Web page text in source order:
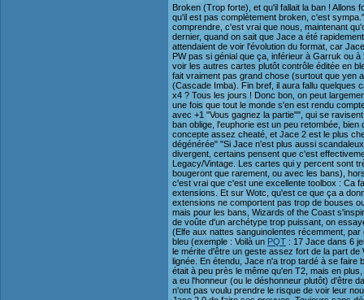
Broken (Trop forte), et qu'il fallait la ban !
qu'il est pas complètement broken, c'est
comprendre, c'est vrai que nous, maintenant
dernier, quand on sait que Jace a été
attendaient de voir l'évolution du format, car
PW pas si génial que ça, inférieur à Garruk ou
voir les autres cartes plutôt contrôle éditée en
fait vraiment pas grand chose (surtout que yen
(Cascade Imba). Fin bref, il aura fallu quelques
x4 ? Tous les jours ! Donc bon, on peut
une fois que tout le monde s'en est rendu
avec +1 "Vous gagnez la partie"", qui se
ban oblige, l'euphorie est un peu retombée,
concepte assez cheaté, et Jace 2 est le plus
dégénérée" "Si Jace n'est plus aussi
divergent, certains pensent que c'est
Legacy/Vintage. Les cartes qui y percent sont
bougeront que rarement, ou avec les bans),
c'est vrai que c'est une excellente toolbox : Ca
extensions. Et sur Wotc, qu'est ce que ça a
extensions ne comportent pas trop de bouses
mais pour les bans, Wizards of the Coast
de voûte d'un archétype trop puissant, on
(Elfe aux nattes sanguinolentes récemment,
bleu (exemple : Voilà un PQT : 17 Jace dans 6
le mérite d'être un geste assez fort de la part
lignée. En étendu, Jace n'a trop tardé à se faire
était à peu près le même qu'en T2, mais en
a eu l'honneur (ou le déshonneur plutôt) d'être
n'ont pas voulu prendre le risque de voir leur